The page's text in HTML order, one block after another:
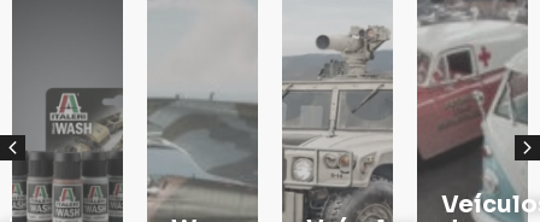
Veículos